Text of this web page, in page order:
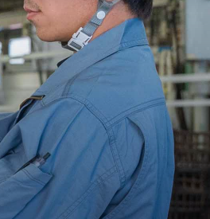
アクセス
設備一覧
・金型 「溶かして固める」鋳造
・熱処理 「守る」品質
例 プロジェクト
ー 募集要項